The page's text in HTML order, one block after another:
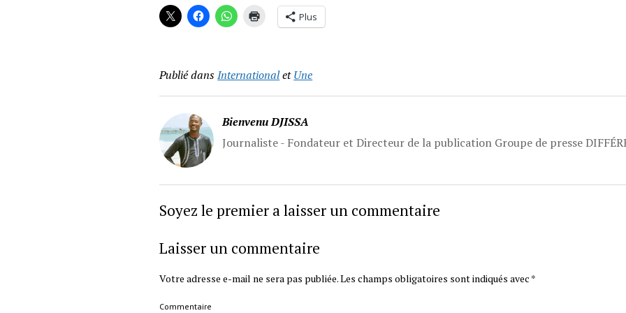
Plus
Publié dansInternationaletUne
Bienvenu DJISSA
Journaliste - Fondateur et Directeur de la publication Groupe de presse
Soyez le premier a laisser un commentaire
Laisser un commentaire
Votre adresse e-mail ne sera pas publiée.Les champs obligatoires sont indiqués avec *
Commentaire